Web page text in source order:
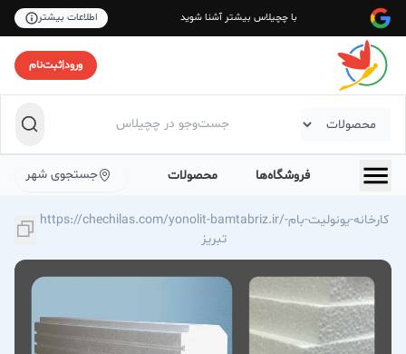
با چچیلاس بیشتر آشنا شوید اطلاعات بیشتر
ورود|ثبت‌نام
فروشگاه‌ها محصولات جستجوی شهر
https://chechilas.com/yonolit-bamtabriz.ir/کارخانه-یونولیت-بام-
تبریز